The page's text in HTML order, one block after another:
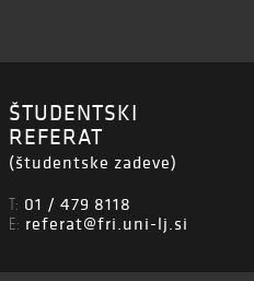
ŠTUDENTSKI
REFERAT
(študentske zadeve)
T: 01 / 479 8118
E: referat@fri.uni-lj.si